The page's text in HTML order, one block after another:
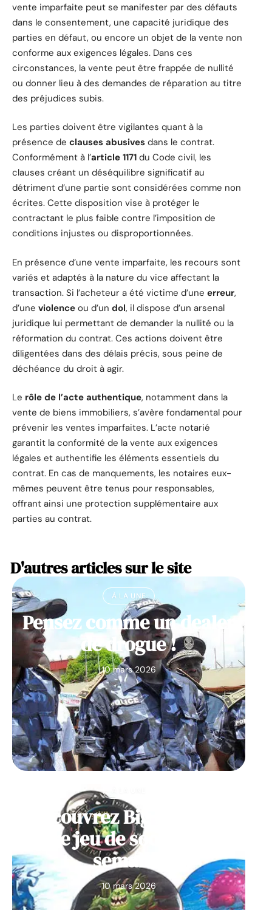
vente imparfaite peut se manifester par des défauts
dans le consentement, une capacité juridique des
parties en défaut, ou encore un objet de la vente non
conforme aux exigences légales. Dans ces
circonstances, la vente peut être frappée de nullité
ou donner lieu à des demandes de réparation au titre
des préjudices subis.
Les parties doivent être vigilantes quant à la
présence de clauses abusives dans le contrat.
Conformément à l’article 1171 du Code civil, les
clauses créant un déséquilibre significatif au
détriment d’une partie sont considérées comme non
écrites. Cette disposition vise à protéger le
contractant le plus faible contre l’imposition de
conditions injustes ou disproportionnées.
En présence d’une vente imparfaite, les recours sont
variés et adaptés à la nature du vice affectant la
transaction. Si l’acheteur a été victime d’une erreur,
d’une violence ou d’un dol, il dispose d’un arsenal
juridique lui permettant de demander la nullité ou la
réformation du contrat. Ces actions doivent être
diligentées dans des délais précis, sous peine de
déchéance du droit à agir.
Le rôle de l’acte authentique, notamment dans la
vente de biens immobiliers, s’avère fondamental pour
prévenir les ventes imparfaites. L’acte notarié
garantit la conformité de la vente aux exigences
légales et authentifie les éléments essentiels du
contrat. En cas de manquements, les notaires eux-
mêmes peuvent être tenus pour responsables,
offrant ainsi une protection supplémentaire aux
parties au contrat.
D'autres articles sur le site
À LA UNE
Pensez comme un dealer
de drogue !
10 mars 2026
Découvrez Big Monster,
notre jeu de société de la
semaine
10 mars 2026